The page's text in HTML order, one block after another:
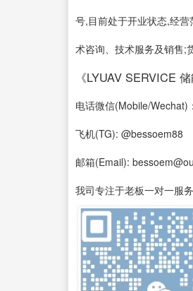
号,目前处于开业状态,经
术咨询、技术服务及销售;
《LYUAV SERVICE
电话微信(Mobile/Wechat)：
飞机(TG): @bessoem88
邮箱(Email):
我司专注于老板一对一服